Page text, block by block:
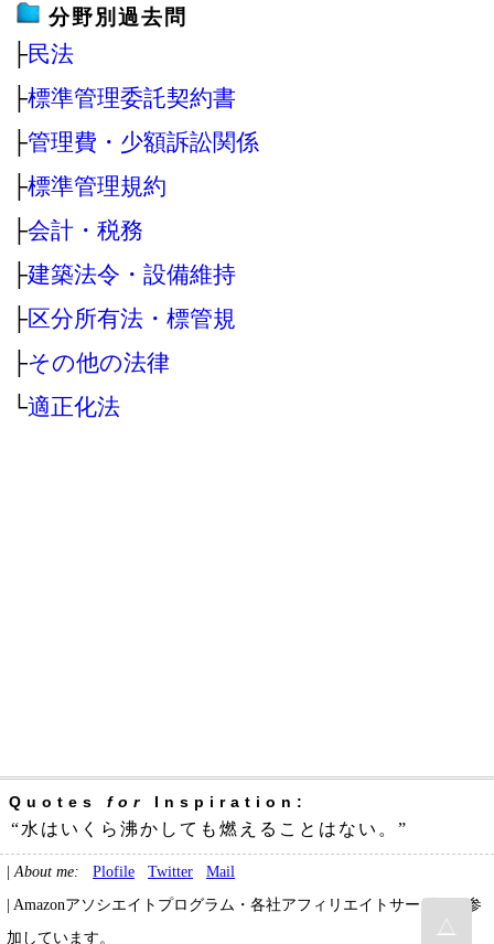
分野別過去問
├民法
├標準管理委託契約書
├管理費・少額訴訟関係
├標準管理規約
├会計・税務
├建築法令・設備維持
├区分所有法・標管規
├その他の法律
└適正化法
Quotes for Inspiration:
“水はいくら沸かしても燃えることはない。”
| About me: Plofile Twitter
Mail
| Amazonアソシエイトプログラム・各社アフィリエイトサービスに参
加しています。